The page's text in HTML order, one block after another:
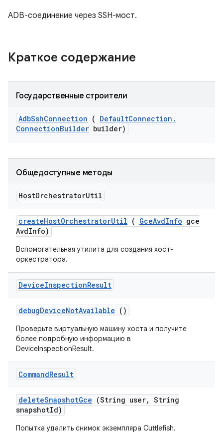
ADB-соединение через SSH-мост.
Краткое содержание
Государственные строители
AdbSshConnection ( DefaultConnection .
ConnectionBuilder builder)
Общедоступные методы
HostOrchestratorUtil
createHostOrchestratorUtil ( GceAvdInfo gce
AvdInfo)
Вспомогательная утилита для создания хост-
оркестратора.
DeviceInspectionResult
debugDeviceNotAvailable ()
Проверьте виртуальную машину хоста и получите
более подробную информацию в
DeviceInspectionResult.
CommandResult
deleteSnapshotGce (String user, String
snapshotId)
Попытка удалить снимок экземпляра Cuttlefish.